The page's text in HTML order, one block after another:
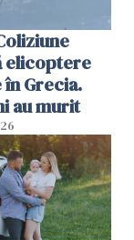
elicoptere
Grecia.
au murit